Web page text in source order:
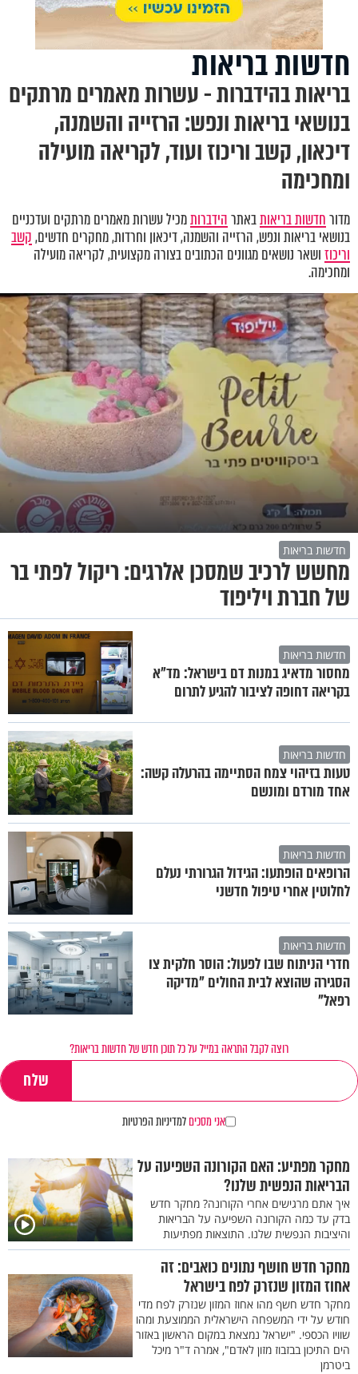
חדשות בריאות
בריאות בהידברות - עשרות מאמרים מרתקים
בנושאי בריאות ונפש: הרזייה והשמנה,
דיכאון, קשב וריכוז ועוד, לקריאה מועילה
ומחכימה
מדורחדשות בריאותבאתרהידברותמכיל עשרות מאמרים מרתקים ועדכניים
בנושאי בריאות ונפש,הרזייה והשמנה, דיכאון וחרדות,מחקרים חדשים,קשב
וריכוזושאר נושאים מגוונים הכתובים בצורה מקצועית, לקריאה מועילה
ומחכימה.
חדשות בריאות
מחשש לרכיב שמסכן אלרגים: ריקול לפתי בר
של חברת ויליפוד
חדשות בריאות
מחסור מדאיג במנות דם בישראל: מד"א
בקריאה דחופה לציבור להגיע לתרום
חדשות בריאות
טעות בזיהוי צמח הסתיימה בהרעלה קשה:
אחד מורדם ומונשם
חדשות בריאות
הרופאים הופתעו: הגידול הגרורתי נעלם
לחלוטין אחרי טיפול חדשני
חדשות בריאות
חדרי הניתוח שבו לפעול: הוסר חלקית צו
הסגירה שהוצא לבית החולים "מדיקה
רפאל"
רוצה לקבל התראה במייל על כל תוכן חדש של חדשות בריאות?
אני מסכיםלמדיניות הפרטיות
מחקר מפתיע: האם הקורונה השפיעה על
הבריאות הנפשית שלנו?
איך אתם מרגישים אחרי הקורונה? מחקר חדש
בדק עד כמה הקורונה השפיעה על הבריאות
והיציבות הנפשית שלנו. התוצאות מפתיעות
מחקר חדש חושף נתונים כואבים: זה
אחוז המזון שנזרק לפח בישראל
מחקר חדש חשף מהו אחוז המזון שנזרק לפח מדי
חודש על ידי המשפחה הישראלית הממוצעת ומהו
שוויו הכספי. "ישראל נמצאת במקום הראשון באזור
הים התיכון בבזבוז מזון לאדם", אמרה ד"ר מיכל
ביטרמן